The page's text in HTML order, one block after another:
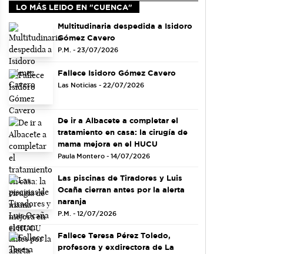
LO MÁS LEIDO EN "CUENCA"
Multitudinaria despedida a Isidoro
Gómez Cavero
P.M. - 23/07/2026
Fallece Isidoro Gómez Cavero
Las Noticias - 22/07/2026
De ir a Albacete a completar el
tratamiento en casa: la cirugía de
mama mejora en el HUCU
Paula Montero - 14/07/2026
Las piscinas de Tiradores y Luis
Ocaña cierran antes por la alerta
naranja
P.M. - 12/07/2026
Fallece Teresa Pérez Toledo,
profesora y exdirectora de La